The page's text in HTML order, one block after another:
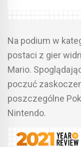
Na podium w
postaci z gier
Mario.
poczuć
poszczególne
Nintendo.